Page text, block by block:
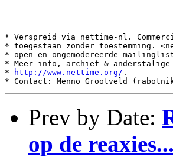
http://www.nettime.org/ .
Prev by Date:
op de reaxies...